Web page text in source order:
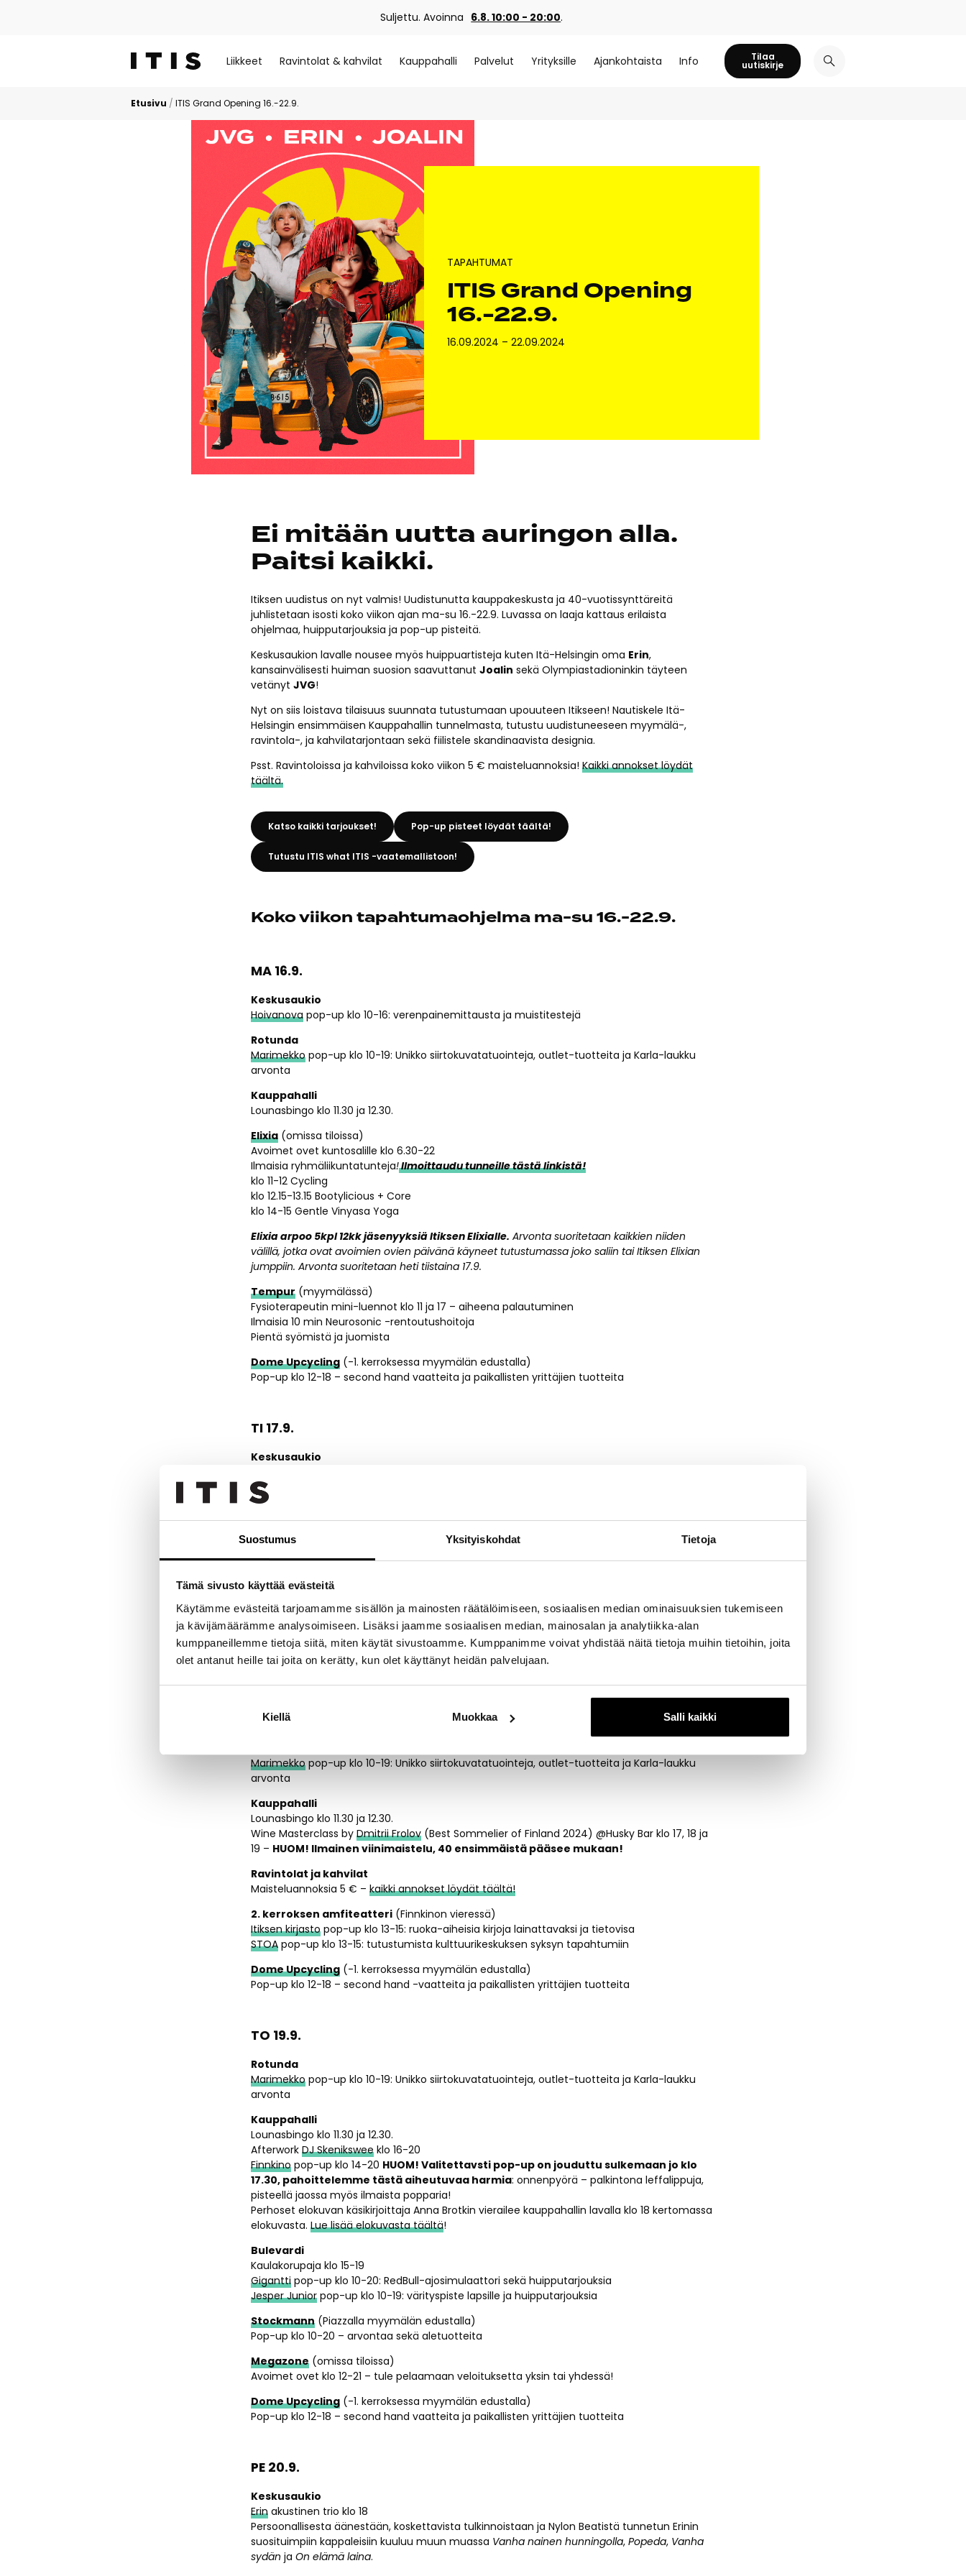
Suostumus Yksityiskohdat Tietoja
Tämä sivusto käyttää evästeitä
Käytämme evästeitä tarjoamamme sisällön ja mainosten räätälöimiseen, sosiaalisen median ominaisuuksien tukemiseen
ja kävijämäärämme analysoimiseen. Lisäksi jaamme sosiaalisen median, mainosalan ja analytiikka-alan
kumppaneillemme tietoja siitä, miten käytät sivustoamme. Kumppanimme voivat yhdistää näitä tietoja muihin tietoihin, joita
olet antanut heille tai joita on kerätty, kun olet käyttänyt heidän palvelujaan.
Kiellä Muokkaa Salli kaikki
Suljettu. Avoinna 6.8. 10:00 - 20:00.
Liikkeet Ravintolat & kahvilat Kauppahalli Palvelut Yrityksille Ajankohtaista Info Tilaa
uutiskirje
Etusivu / ITIS Grand Opening 16.-22.9.
ITIS Grand Opening
16.-22.9.
TAPAHTUMAT
16.09.2024 –22.09.2024
Ei mitään uutta auringon alla.
Paitsi kaikki.
Itiksen uudistus on nyt valmis! Uudistunutta kauppakeskusta ja 40-vuotissynttäreitä
juhlistetaan isosti koko viikon ajan ma-su 16.-22.9. Luvassa on laaja kattaus erilaista
ohjelmaa, huipputarjouksia ja pop-up pisteitä.
Keskusaukion lavalle nousee myös huippuartisteja kuten Itä-Helsingin oma Erin,
kansainvälisesti huiman suosion saavuttanutJoalin sekä Olympiastadioninkin täyteen
vetänytJVG!
Nyt on siis loistava tilaisuus suunnata tutustumaan upouuteen Itikseen! Nautiskele Itä-
Helsingin ensimmäisen Kauppahallin tunnelmasta, tutustu uudistuneeseen myymälä-,
ravintola-, ja kahvilatarjontaan sekä fiilistele skandinaavista designia.
Psst. Ravintoloissa ja kahviloissa koko viikon 5 € maisteluannoksia!Kaikki annokset löydät
täältä.
Katso kaikki tarjoukset! Pop-up pisteet löydät täältä!
Tutustu ITIS what ITIS -vaatemallistoon!
Koko viikon tapahtumaohjelma ma-su 16.-22.9.
MA 16.9.
Keskusaukio
Hoivanova pop-up klo 10-16: verenpainemittausta ja muistitestejä
Rotunda
Marimekko pop-up klo 10-19: Unikko siirtokuvatatuointeja, outlet-tuotteita ja Karla-laukku
arvonta
Kauppahalli
Lounasbingo klo 11.30 ja 12.30.
Elixia (omissa tiloissa)
Avoimet ovet kuntosalille klo 6.30-22
Ilmaisia ryhmäliikuntatunteja!Ilmoittaudu tunneille tästä linkistä!
klo 11-12 Cycling
klo 12.15-13.15 Bootylicious + Core
klo 14-15 Gentle Vinyasa Yoga
Elixia arpoo 5kpl 12kk jäsenyyksiä Itiksen Elixialle. Arvonta suoritetaan kaikkien niiden
välillä, jotka ovat avoimien ovien päivänä käyneet tutustumassa joko saliin tai Itiksen Elixian
jumppiin. Arvonta suoritetaan heti tiistaina 17.9.
Tempur (myymälässä)
Fysioterapeutin mini-luennot klo 11 ja 17 – aiheena palautuminen
Ilmaisia 10 min Neurosonic -rentoutushoitoja
Pientä syömistä ja juomista
Dome Upcycling (-1. kerroksessa myymälän edustalla)
Pop-up klo 12-18 – second hand vaatteita ja paikallisten yrittäjien tuotteita
TI 17.9.
Keskusaukio
Rotunda
Kozeen ShiwanLive Cooking Show @Seksico Tacos klo 17 ja 19
tunnetuksi pop-up-projekteistaan sekä vierailevana kokkina kaupungeissa kuten Hongkong,
Kööpenhamina ja Pietari.
Dome Upcycling(-1. kerroksessa myymälän edustalla)
Pop-up klo 12-18 – second hand vaatteita ja paikallisten yrittäjien tuotteita
KE 18.9.
Marimekko pop-up klo 10-19: Unikko siirtokuvatatuointeja, outlet-tuotteita ja Karla-laukku
arvonta
Kauppahalli
Lounasbingo klo 11.30 ja 12.30.
Wine Masterclass byDmitrii Frolov (Best Sommelier of Finland 2024) @Husky Bar klo 17, 18 ja
19 – HUOM! Ilmainen viinimaistelu, 40 ensimmäistä pääsee mukaan!
Ravintolat ja kahvilat
Maisteluannoksia 5 € –kaikki annokset löydät täältä!
2. kerroksen amfiteatteri (Finnkinon vieressä)
Itiksen kirjasto pop-up klo 13-15: ruoka-aiheisia kirjoja lainattavaksi ja tietovisa
STOA pop-up klo 13-15: tutustumista kulttuurikeskuksen syksyn tapahtumiin
Dome Upcycling (-1. kerroksessa myymälän edustalla)
Pop-up klo 12-18 – second hand -vaatteita ja paikallisten yrittäjien tuotteita
TO 19.9.
Rotunda
Marimekko pop-up klo 10-19: Unikko siirtokuvatatuointeja, outlet-tuotteita ja Karla-laukku
arvonta
Kauppahalli
Lounasbingo klo 11.30 ja 12.30.
AfterworkDJ Skenikswee klo 16-20
Finnkino pop-up klo 14-20 HUOM! Valitettavsti pop-up on jouduttu sulkemaan jo klo
17.30, pahoittelemme tästä aiheutuvaa harmia: onnenpyörä – palkintona leffalippuja,
pisteellä jaossa myös ilmaista popparia!
Perhoset elokuvan käsikirjoittaja Anna Brotkin vierailee kauppahallin lavalla klo 18 kertomassa
elokuvasta.Lue lisää elokuvasta täältä!
Bulevardi
Kaulakorupaja klo 15-19
Gigantti pop-up klo 10-20: RedBull-ajosimulaattori sekä huipputarjouksia
Jesper Junior pop-up klo 10-19: värityspiste lapsille ja huipputarjouksia
Stockmann (Piazzalla myymälän edustalla)
Pop-up klo 10-20 – arvontaa sekä aletuotteita
Megazone (omissa tiloissa)
Avoimet ovet klo 12-21 – tule pelaamaan veloituksetta yksin tai yhdessä!
Dome Upcycling (-1. kerroksessa myymälän edustalla)
Pop-up klo 12-18 – second hand vaatteita ja paikallisten yrittäjien tuotteita
PE 20.9.
Keskusaukio
Erin akustinen trio klo 18
Persoonallisesta äänestään, koskettavista tulkinnoistaan ja Nylon Beatistä tunnetun Erinin
suosituimpiin kappaleisiin kuuluu muun muassa Vanha nainen hunningolla,Popeda, Vanha
sydän jaOn elämä laina.